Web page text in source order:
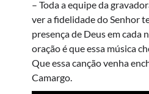
– Toda a equipe da
ver a fidelidade do Senhor
presença de Deus em cada
oração é que essa música
Que essa canção venha
Camargo.